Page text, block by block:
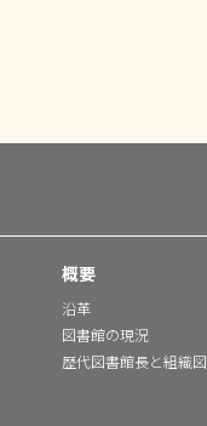
概要
沿革
図書館の現況
歴代図書館長と組織図